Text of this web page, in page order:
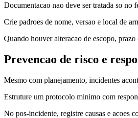
Documentacao nao deve ser tratada so no
Crie padroes de nome, versao e local de
Quando houver alteracao de escopo,
Prevencao de risco e
Mesmo com planejamento, incidentes
Estruture um protocolo minimo com
No pos-incidente, registre causas e acoes